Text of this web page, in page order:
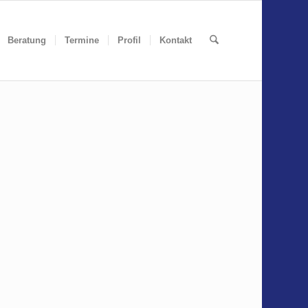
Beratung Termine Profil Kontakt